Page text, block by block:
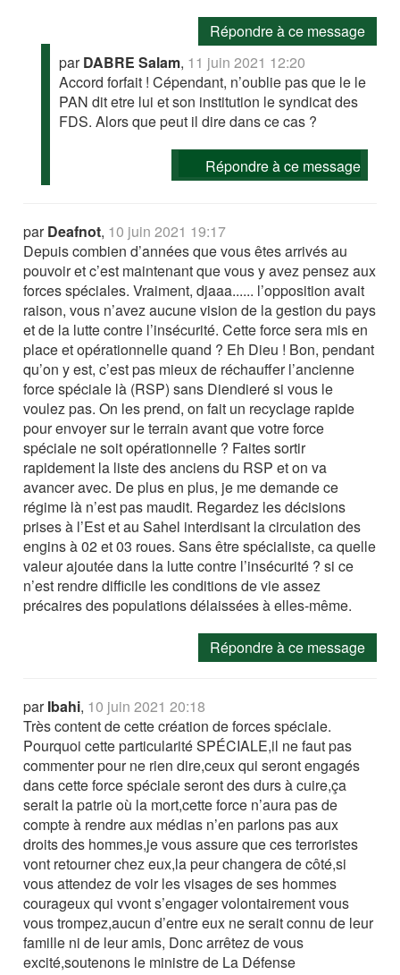
Répondre à ce message
parDABRE Salam, 11 juin 2021 12:20
Accord forfait ! Cépendant, n’oublie pas que le le
PAN dit etre lui et son institution le syndicat des
FDS. Alors que peut il dire dans ce cas ?
Répondre à ce message
parDeafnot, 10 juin 2021 19:17
Depuis combien d’années que vous êtes arrivés au
pouvoir et c’est maintenant que vous y avez pensez aux
forces spéciales. Vraiment, djaaa...... l’opposition avait
raison, vous n’avez aucune vision de la gestion du pays
et de la lutte contre l’insécurité. Cette force sera mis en
place et opérationnelle quand ? Eh Dieu ! Bon, pendant
qu’on y est, c’est pas mieux de réchauffer l’ancienne
force spéciale là (RSP) sans Diendieré si vous le
voulez pas. On les prend, on fait un recyclage rapide
pour envoyer sur le terrain avant que votre force
spéciale ne soit opérationnelle ? Faites sortir
rapidement la liste des anciens du RSP et on va
avancer avec. De plus en plus, je me demande ce
régime là n’est pas maudit. Regardez les décisions
prises à l’Est et au Sahel interdisant la circulation des
engins à 02 et 03 roues. Sans être spécialiste, ca quelle
valeur ajoutée dans la lutte contre l’insécurité ? si ce
n’est rendre difficile les conditions de vie assez
précaires des populations délaissées à elles-même.
Répondre à ce message
parIbahi, 10 juin 2021 20:18
Très content de cette création de forces spéciale.
Pourquoi cette particularité SPÉCIALE,il ne faut pas
commenter pour ne rien dire,ceux qui seront engagés
dans cette force spéciale seront des durs à cuire,ça
serait la patrie où la mort,cette force n’aura pas de
compte à rendre aux médias n’en parlons pas aux
droits des hommes,je vous assure que ces terroristes
vont retourner chez eux,la peur changera de côté,si
vous attendez de voir les visages de ses hommes
courageux qui vvont s’engager volontairement vous
vous trompez,aucun d’entre eux ne serait connu de leur
famille ni de leur amis, Donc arrêtez de vous
excité,soutenons le ministre de La Défense